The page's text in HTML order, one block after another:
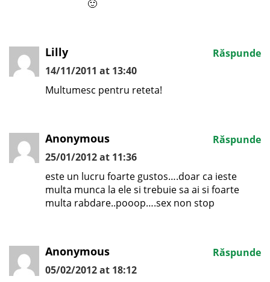
🙂
Lilly
14/11/2011 at 13:40
Multumesc pentru reteta!
Răspunde
Anonymous
25/01/2012 at 11:36
este un lucru foarte gustos….doar ca ieste
multa munca la ele si trebuie sa ai si foarte
multa rabdare..pooop….sex non stop
Răspunde
Anonymous
05/02/2012 at 18:12
Răspunde